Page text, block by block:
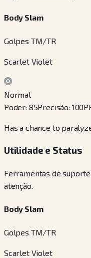
Body Slam
Golpes TM/TR
Scarlet Violet
Normal
Poder: 85Precisão: 100
Has a chance to
Utilidade e Status
Ferramentas de
atenção.
Body Slam
Golpes TM/TR
Scarlet Violet